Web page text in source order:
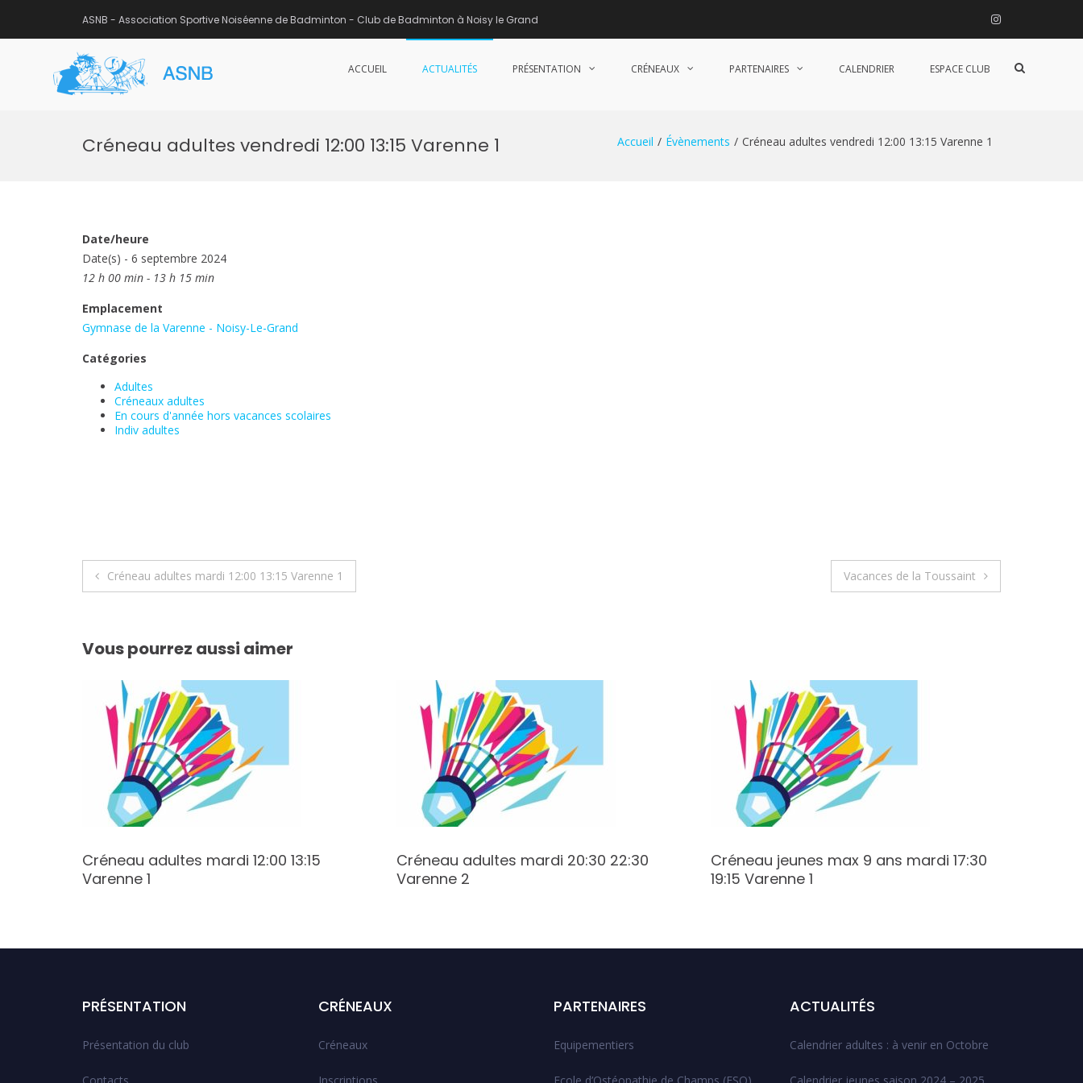
ASNB - Association Sportive Noiséenne de Badminton - Club de Badminton à Noisy le Grand Instagram
ACCUEIL ACTUALITÉS PRÉSENTATION CRÉNEAUX PARTENAIRES CALENDRIER ESPACE CLUB
Afficher
Créneau adultes vendredi 12:00 13:15 Varenne 1 Accueil Évènements Créneau adultes vendredi 12:00 13:15 Varenne 1
Date/heure
Date(s) - 6 septembre 2024
12 h 00 min - 13 h 15 min
Emplacement
Gymnase de la Varenne - Noisy-Le-Grand
Catégories
Adultes
Créneaux adultes
En cours d'année hors vacances scolaires
Indiv adultes
Navigation
l’article
Créneau adultes mardi 12:00 13:15 Varenne 1 Vacances de la Toussaint
Vous pourrez aussi aimer
Créneau adultes mardi 12:00 13:15
Varenne 1
Créneau adultes mardi 20:30 22:30
Varenne 2
Créneau jeunes max 9 ans mardi 17:30
19:15 Varenne 1
PRÉSENTATION
Présentation du club
CRÉNEAUX
Créneaux
PARTENAIRES
Equipementiers
ACTUALITÉS
Calendrier adultes : à venir en Octobre